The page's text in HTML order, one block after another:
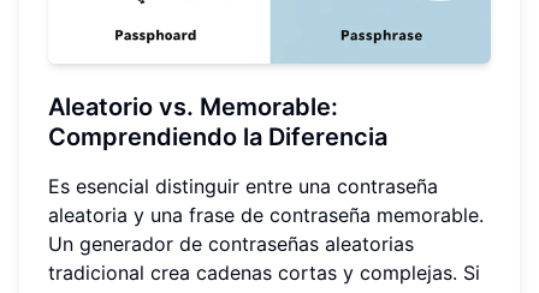
Aleatorio vs. Memorable:
Comprendiendo la Diferencia
Es esencial distinguir entre una contraseña
aleatoria y una frase de contraseña memorable.
Un generador de contraseñas aleatorias
tradicional crea cadenas cortas y complejas. Si